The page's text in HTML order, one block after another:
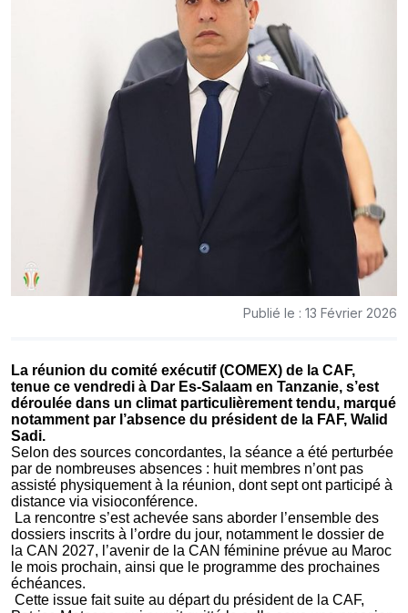
Publié le : 13 Février 2026
La réunion du comité exécutif (COMEX) de la CAF,
tenue ce vendredi à Dar Es-Salaam en Tanzanie, s’est
déroulée dans un climat particulièrement tendu, marqué
notamment par l’absence du président de la FAF, Walid
Sadi.
Selon des sources concordantes, la séance a été perturbée
par de nombreuses absences : huit membres n’ont pas
assisté physiquement à la réunion, dont sept ont participé à
distance via visioconférence.
La rencontre s’est achevée sans aborder l’ensemble des
dossiers inscrits à l’ordre du jour, notamment le dossier de
la CAN 2027, l’avenir de la CAN féminine prévue au Maroc
le mois prochain, ainsi que le programme des prochaines
échéances.
Cette issue fait suite au départ du président de la CAF,